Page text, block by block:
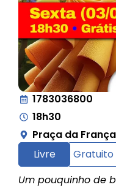
1783036800
18h30
Praça da França
Livre
Gratuito
Um pouquinho de